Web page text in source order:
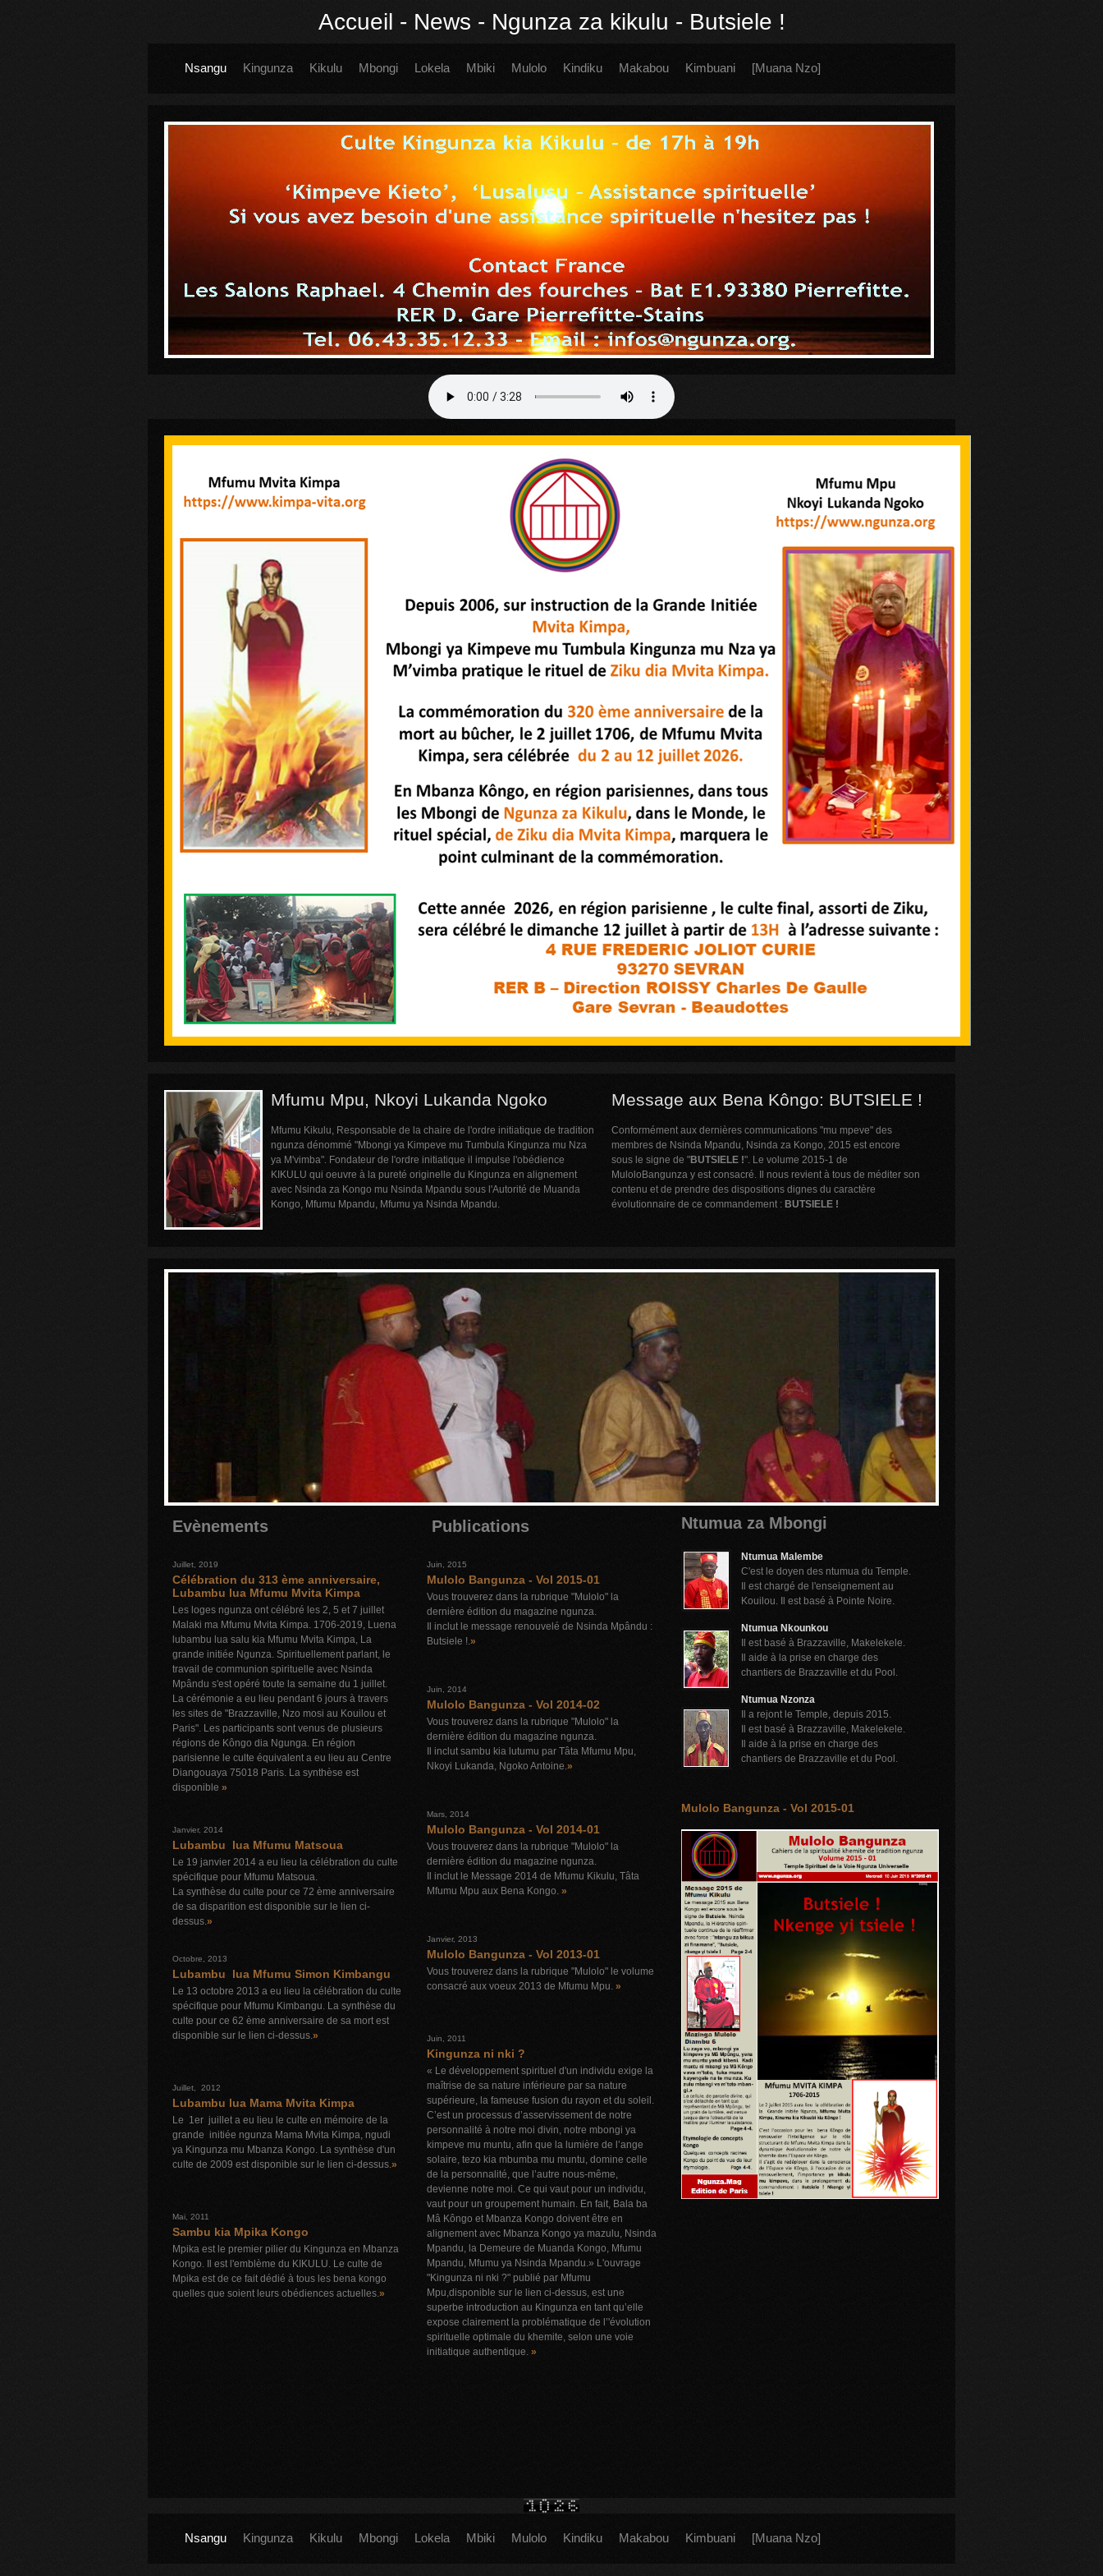
Accueil - News - Ngunza za kikulu - Butsiele !
Nsangu Kingunza Kikulu Mbongi Lokela Mbiki Mulolo Kindiku Makabou Kimbuani [Muana Nzo]
Mfumu Mpu, Nkoyi Lukanda Ngoko
Mfumu Kikulu, Responsable de la chaire de l'ordre initiatique de tradition
ngunza dénommé "Mbongi ya Kimpeve mu Tumbula Kingunza mu Nza
ya M'vimba". Fondateur de l'ordre initiatique il impulse l'obédience
KIKULU qui oeuvre à la pureté originelle du Kingunza en alignement
avec Nsinda za Kongo mu Nsinda Mpandu sous l'Autorité de Muanda
Kongo, Mfumu Mpandu, Mfumu ya Nsinda Mpandu.
Message aux Bena Kôngo: BUTSIELE !
Conformément aux dernières communications "mu mpeve" des
membres de Nsinda Mpandu, Nsinda za Kongo, 2015 est encore
sous le signe de "BUTSIELE !". Le volume 2015-1 de
MuloloBangunza y est consacré. Il nous revient à tous de méditer son
contenu et de prendre des dispositions dignes du caractère
évolutionnaire de ce commandement : BUTSIELE !
Evènements
Juillet, 2019
Célébration du 313 ème anniversaire,
Lubambu lua Mfumu Mvita Kimpa
Les loges ngunza ont célébré les 2, 5 et 7 juillet
Malaki ma Mfumu Mvita Kimpa. 1706-2019, Luena
lubambu lua salu kia Mfumu Mvita Kimpa, La
grande initiée Ngunza. Spirituellement parlant, le
travail de communion spirituelle avec Nsinda
Mpându s'est opéré toute la semaine du 1 juillet.
La cérémonie a eu lieu pendant 6 jours à travers
les sites de "Brazzaville, Nzo mosi au Kouilou et
Paris". Les participants sont venus de plusieurs
régions de Kôngo dia Ngunga. En région
parisienne le culte équivalent a eu lieu au Centre
Diangouaya 75018 Paris. La synthèse est
disponible »
Janvier, 2014
Lubambu lua Mfumu Matsoua
Le 19 janvier 2014 a eu lieu la célébration du culte
spécifique pour Mfumu Matsoua.
La synthèse du culte pour ce 72 ème anniversaire
de sa disparition est disponible sur le lien ci-
dessus.»
Octobre, 2013
Lubambu lua Mfumu Simon Kimbangu
Le 13 octobre 2013 a eu lieu la célébration du culte
spécifique pour Mfumu Kimbangu. La synthèse du
culte pour ce 62 ème anniversaire de sa mort est
disponible sur le lien ci-dessus.»
Juillet, 2012
Lubambu lua Mama Mvita Kimpa
Le 1er juillet a eu lieu le culte en mémoire de la
grande initiée ngunza Mama Mvita Kimpa, ngudi
ya Kingunza mu Mbanza Kongo. La synthèse d'un
culte de 2009 est disponible sur le lien ci-dessus.»
Mai, 2011
Sambu kia Mpika Kongo
Mpika est le premier pilier du Kingunza en Mbanza
Kongo. Il est l'emblème du KIKULU. Le culte de
Mpika est de ce fait dédié à tous les bena kongo
quelles que soient leurs obédiences actuelles.»
Publications
Juin, 2015
Mulolo Bangunza - Vol 2015-01
Vous trouverez dans la rubrique "Mulolo" la
dernière édition du magazine ngunza.
Il inclut le message renouvelé de Nsinda Mpându :
Butsiele !.»
Juin, 2014
Mulolo Bangunza - Vol 2014-02
Vous trouverez dans la rubrique "Mulolo" la
dernière édition du magazine ngunza.
Il inclut sambu kia lutumu par Tâta Mfumu Mpu,
Nkoyi Lukanda, Ngoko Antoine.»
Mars, 2014
Mulolo Bangunza - Vol 2014-01
Vous trouverez dans la rubrique "Mulolo" la
dernière édition du magazine ngunza.
Il inclut le Message 2014 de Mfumu Kikulu, Tâta
Mfumu Mpu aux Bena Kongo. »
Janvier, 2013
Mulolo Bangunza - Vol 2013-01
Vous trouverez dans la rubrique "Mulolo" le volume
consacré aux voeux 2013 de Mfumu Mpu. »
Juin, 2011
Kingunza ni nki ?
« Le développement spirituel d'un individu exige la
maîtrise de sa nature inférieure par sa nature
supérieure, la fameuse fusion du rayon et du soleil.
C’est un processus d’asservissement de notre
personnalité à notre moi divin, notre mbongi ya
kimpeve mu muntu, afin que la lumière de l’ange
solaire, tezo kia mbumba mu muntu, domine celle
de la personnalité, que l’autre nous-même,
devienne notre moi. Ce qui vaut pour un individu,
vaut pour un groupement humain. En fait, Bala ba
Mâ Kôngo et Mbanza Kongo doivent être en
alignement avec Mbanza Kongo ya mazulu, Nsinda
Mpandu, la Demeure de Muanda Kongo, Mfumu
Mpandu, Mfumu ya Nsinda Mpandu.» L'ouvrage
"Kingunza ni nki ?" publié par Mfumu
Mpu,disponible sur le lien ci-dessus, est une
superbe introduction au Kingunza en tant qu’elle
expose clairement la problématique de l’'évolution
spirituelle optimale du khemite, selon une voie
initiatique authentique. »
Ntumua za Mbongi
Ntumua Malembe
C'est le doyen des ntumua du Temple.
Il est chargé de l'enseignement au
Kouilou. Il est basé à Pointe Noire.
Ntumua Nkounkou
Il est basé à Brazzaville, Makelekele.
Il aide à la prise en charge des
chantiers de Brazzaville et du Pool.
Ntumua Nzonza
Il a rejont le Temple, depuis 2015.
Il est basé à Brazzaville, Makelekele.
Il aide à la prise en charge des
chantiers de Brazzaville et du Pool.
Mulolo Bangunza - Vol 2015-01
Nsangu Kingunza Kikulu Mbongi Lokela Mbiki Mulolo Kindiku Makabou Kimbuani [Muana Nzo]